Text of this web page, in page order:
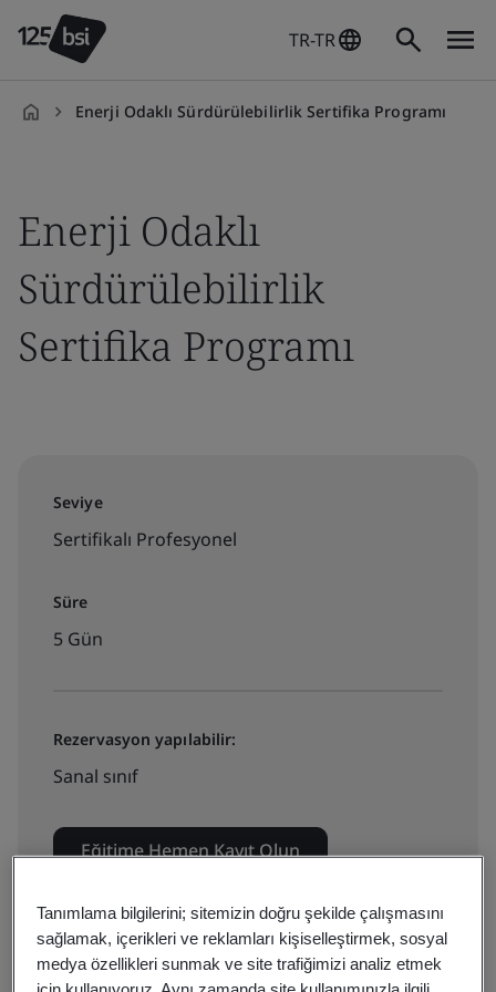
TR-TR
Enerji Odaklı Sürdürülebilirlik Sertifika Programı
Enerji Odaklı
Sürdürülebilirlik
Sertifika Programı
Seviye
Sertifikalı Profesyonel
Süre
5 Gün
Rezervasyon yapılabilir:
Sanal sınıf
Eğitime Hemen Kayıt Olun
Fiyat teklifi alın:
Tanımlama bilgilerini; sitemizin doğru şekilde çalışmasını
sağlamak, içerikleri ve reklamları kişiselleştirmek, sosyal
medya özellikleri sunmak ve site trafiğimizi analiz etmek